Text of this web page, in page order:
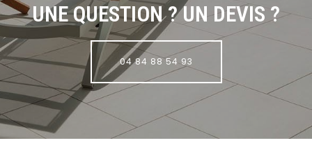
UNE QUESTION ? UN DEVIS ?
04 84 88 54 93